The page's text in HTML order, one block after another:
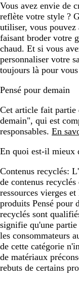
Vous avez envie de
reflète votre style ?
utiliser, vous pouvez
faisant broder votre
chaud. Et si vous
personnaliser votre
toujours là pour
Pensé pour demain
Cet article fait partie
demain", qui est
responsables. En
En quoi est-il mieux
Contenus recyclés:
de contenus
ressources vierges
produits Pensé pour
recyclés sont
signifie qu'une
les consommateurs
de cette catégorie
de matériaux
rebuts de certains